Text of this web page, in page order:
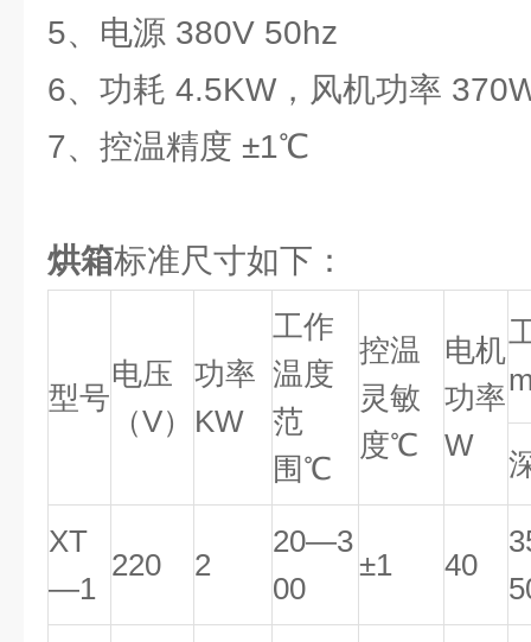
5、电源 380V 50hz
6、功耗 4.5KW，风机功率
7、控温精度 ±1℃
烘箱标准尺寸如下：
型号
电压
（V）
功率
KW
工作
温度
范
围℃
控温
灵敏
度℃
电机
功率
W
XT
—1
220 2
20—3
00
±1 40